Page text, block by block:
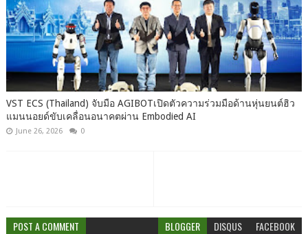
VST ECS (Thailand) จับมือ AGIBOTเปิดตัวความร่วมมือด้านหุ่นยนต์ฮิว
แมนนอยด์ขับเคลื่อนอนาคตผ่าน Embodied AI
June 26, 2026 0
POST A COMMENT BLOGGER DISQUS FACEBOOK